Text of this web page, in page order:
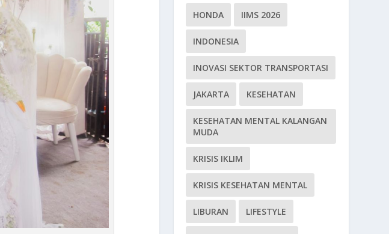
HONDA IIMS 2026
INDONESIA
INOVASI SEKTOR TRANSPORTASI
JAKARTA KESEHATAN
KESEHATAN MENTAL KALANGAN
MUDA
KRISIS IKLIM
KRISIS KESEHATAN MENTAL
LIBURAN LIFESTYLE